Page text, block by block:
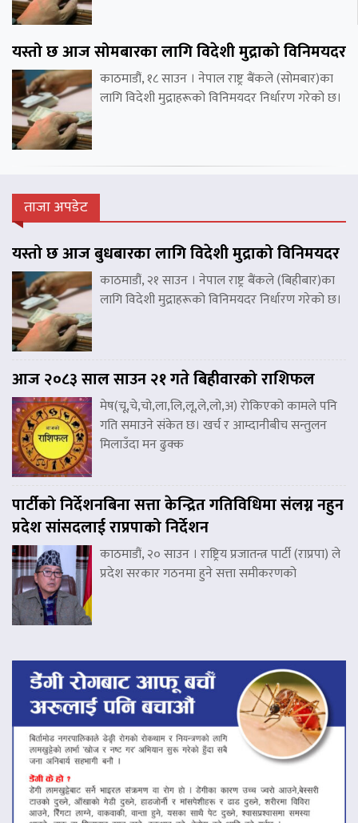
यस्तो छ आज सोमबारका लागि विदेशी मुद्राको विनिमयदर
काठमाडौं, १८ साउन । नेपाल राष्ट्र बैंकले (सोमबार)का
लागि विदेशी मुद्राहरूको विनिमयदर निर्धारण गरेको छ।
ताजा अपडेट
यस्तो छ आज बुधबारका लागि विदेशी मुद्राको विनिमयदर
काठमाडौं, २१ साउन । नेपाल राष्ट्र बैंकले (बिहीबार)का
लागि विदेशी मुद्राहरूको विनिमयदर निर्धारण गरेको छ।
आज २०८३ साल साउन २१ गते बिहीवारको राशिफल
मेष(चू,चे,चो,ला,लि,लू,ले,लो,अ) रोकिएको कामले पनि
गति समाउने संकेत छ। खर्च र आम्दानीबीच सन्तुलन
मिलाउँदा मन ढुक्क
पार्टीको निर्देशनबिना सत्ता केन्द्रित गतिविधिमा संलग्न नहुन
प्रदेश सांसदलाई राप्रपाको निर्देशन
काठमाडौं, २० साउन । राष्ट्रिय प्रजातन्त्र पार्टी (राप्रपा) ले
प्रदेश सरकार गठनमा हुने सत्ता समीकरणको